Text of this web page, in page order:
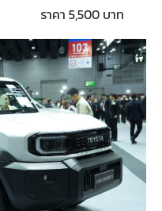
คา 5,500 บาท